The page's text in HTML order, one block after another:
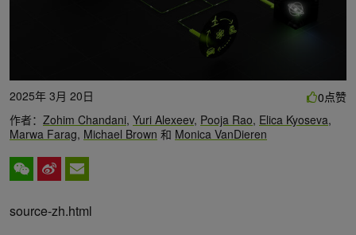
2025年 3月 20日
作者： Zohim Chandani, Yuri Alexeev, Pooja Rao, Elica Kyoseva,
Marwa Farag, Michael Brown 和 Monica VanDieren
0点赞
source-zh.html